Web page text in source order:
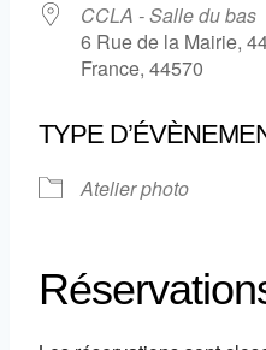
CCLA - Salle du bas
6 Rue de la Mairie,
France, 44570
TYPE
Atelier photo